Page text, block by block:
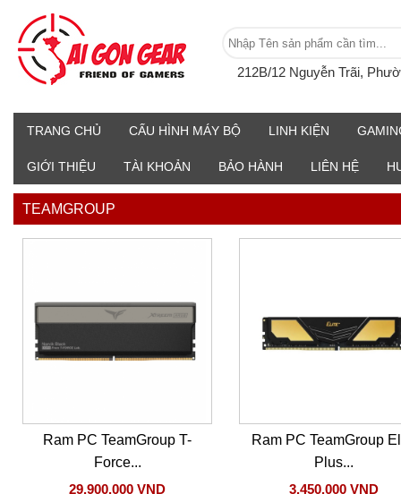
212B/12 Nguyễn Trãi,
TRANG CHỦ CẤU HÌNH MÁY BỘ LINH KIỆN
GIỚI THIỆU TÀI KHOẢN BẢO HÀNH LIÊN HỆ
TEAMGROUP
Ram PC TeamGroup T-
Force...
29.900.000 VND
Ram PC TeamGroup
Plus...
3.450.000 VND